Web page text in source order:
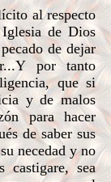
al respecto
de Dios
de dejar
por tanto
que si
y de malos
para hacer
de saber sus
necedad y no
sea